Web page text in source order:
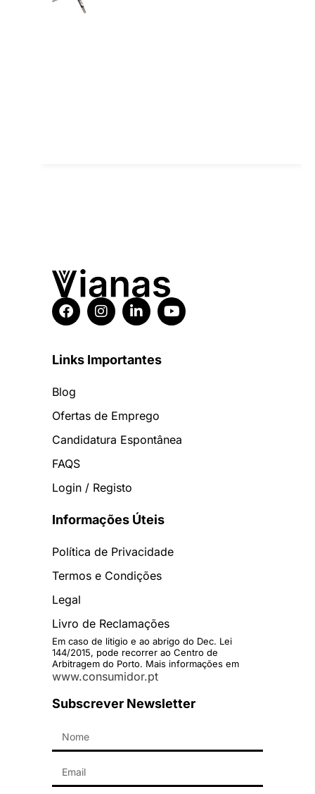
Links Importantes
Blog
Ofertas de Emprego
Candidatura Espontânea
FAQS
Login / Registo
Informações Úteis
Política de Privacidade
Termos e Condições
Legal
Livro de Reclamações
Em caso de litigio e ao abrigo do Dec. Lei
144/2015, pode recorrer ao Centro de
Arbitragem do Porto. Mais informações em
www.consumidor.pt
Subscrever Newsletter